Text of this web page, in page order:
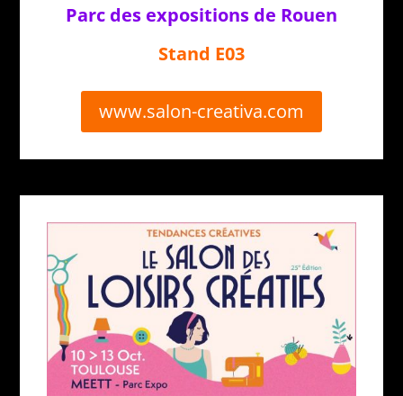
Parc des expositions de Rouen
Stand E03
www.salon-creativa.com